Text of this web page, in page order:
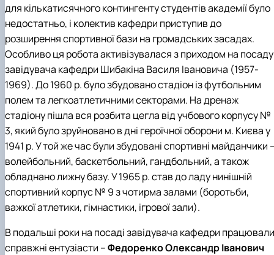
для кількатисячного контингенту студентів академії було
недостатньо, і колектив кафедри приступив до
розширення спортивної бази на громадських засадах.
Особливо ця робота активізувалася з приходом на посаду
завідувача кафедри Шибакіна Василя Івановича (1957-
1969). До 1960 р. було збудовано стадіон із футбольним
полем та легкоатлетичними секторами. На дренаж
стадіону пішла вся розбита цегла від учбового корпусу №
3, який було зруйновано в дні героїчної оборони м. Києва у
1941 р. У той же час були збудовані спортивні майданчики
волейбольний, баскетбольний, гандбольний, а також
обладнано лижну базу. У 1965 р. став до ладу нинішній
спортивний корпус № 9 з чотирма залами (боротьби,
важкої атлетики, гімнастики, ігрової зали).
В подальші роки на посаді завідувача кафедри працювали
справжні ентузіасти –Федоренко Олександр Іванович